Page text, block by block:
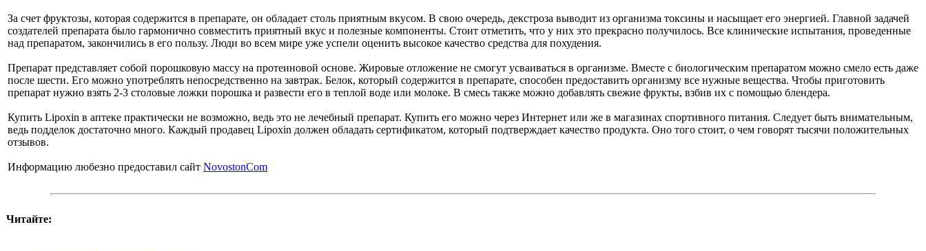
За счет фруктозы, которая содержится в препарате, он обладает столь приятным вкусом. В свою очередь, декстроза выводит из организма токсины и насыщает его энергией. Главной задачей
создателей препарата было гармонично совместить приятный вкус и полезные компоненты. Стоит отметить, что у них это прекрасно получилось. Все клинические испытания, проведенные
над препаратом, закончились в его пользу. Люди во всем мире уже успели оценить высокое качество средства для похудения.
Препарат представляет собой порошковую массу на протеиновой основе. Жировые отложение не смогут усваиваться в организме. Вместе с биологическим препаратом можно смело есть даже
после шести. Его можно употреблять непосредственно на завтрак. Белок, который содержится в препарате, способен предоставить организму все нужные вещества. Чтобы приготовить
препарат нужно взять 2-3 столовые ложки порошка и развести его в теплой воде или молоке. В смесь также можно добавлять свежие фрукты, взбив их с помощью блендера.
Купить Lipoxin в аптеке практически не возможно, ведь это не лечебный препарат. Купить его можно через Интернет или же в магазинах спортивного питания. Следует быть внимательным,
ведь подделок достаточно много. Каждый продавец Lipoxin должен обладать сертификатом, который подтверждает качество продукта. Оно того стоит, о чем говорят тысячи положительных
отзывов.
Информацию любезно предоставил сайт NovostonCom
Читайте: